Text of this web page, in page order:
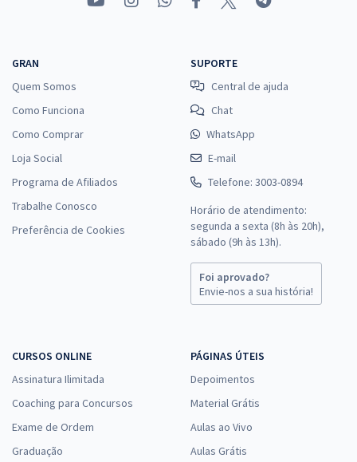
GRAN
Quem Somos
Como Funciona
Como Comprar
Loja Social
Programa de Afiliados
Trabalhe Conosco
Preferência de Cookies
SUPORTE
Central de ajuda
Chat
WhatsApp
E-mail
Telefone: 3003-0894
Horário de atendimento:
segunda a sexta (8h às 20h),
sábado (9h às 13h).
Foi aprovado?
Envie-nos a sua história!
CURSOS ONLINE
Assinatura Ilimitada
Coaching para Concursos
Exame de Ordem
Graduação
PÁGINAS ÚTEIS
Depoimentos
Material Grátis
Aulas ao Vivo
Aulas Grátis